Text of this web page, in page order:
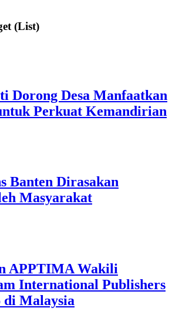
(List)
Dorong Desa Manfaatkan
Perkuat Kemandirian
Banten Dirasakan
Masyarakat
APPTIMA Wakili
International Publishers
di Malaysia